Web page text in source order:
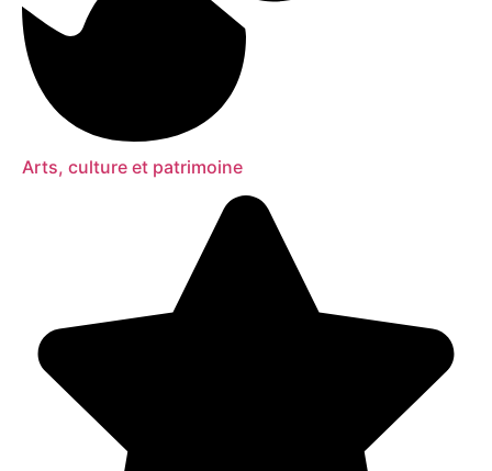
Arts, culture et patrimoine